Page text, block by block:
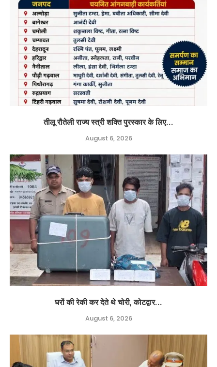
तीलू रौतेली राज्य स्त्री शक्ति पुरस्कार के लिए...
August 6, 2026
घरों की रेकी कर देते थे चोरी, कोटद्वार...
August 6, 2026